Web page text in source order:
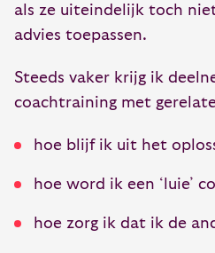
als ze uiteindelijk toch
advies toepassen.
Steeds vaker krijg ik
coachtraining met
hoe blijf ik uit het
hoe word ik een ‘luie’
hoe zorg ik dat ik de